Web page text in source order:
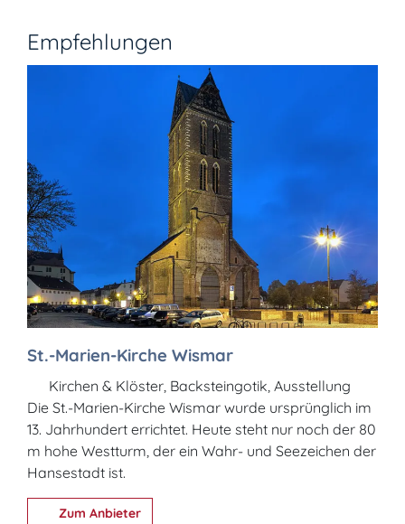
Empfehlungen
St.-Marien-Kirche Wismar
Kirchen & Klöster, Backsteingotik, Ausstellung
Die St.-Marien-Kirche Wismar wurde ursprünglich im
13. Jahrhundert errichtet. Heute steht nur noch der 80
m hohe Westturm, der ein Wahr- und Seezeichen der
Hansestadt ist.
Zum Anbieter